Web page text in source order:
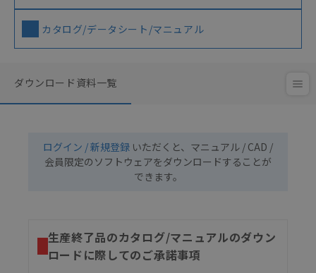
カタログ/データシート/マニュアル
ダウンロード資料一覧
ログイン / 新規登録 いただくと、マニュアル / CAD /
会員限定のソフトウェアをダウンロードすることが
できます。
生産終了品のカタログ/マニュアルのダウン
ロードに際してのご承諾事項